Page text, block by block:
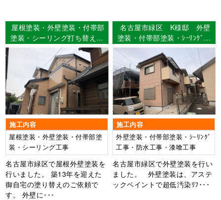
屋根塗装・外壁塗装・付帯部
塗装・シーリング打ち替え名
古屋市緑区 I様邸
施工内容
屋根塗装・外壁塗装・付帯部塗
装・シーリング工事
名古屋市緑区で屋根外壁塗装を
行いました。 築13年を迎えた
御自宅の塗り替えのご依頼で
す。 外壁に･･･
名古屋市緑区 K様邸 外壁
塗装・付帯部塗装・ｼｰﾘﾝｸﾞ工
事・防水工事・漆喰工事
【使用塗料】外壁：超低汚染
ﾘﾌｧｲﾝ弾性1000MS-IR
施工内容
外壁塗装・付帯部塗装・ｼｰﾘﾝｸﾞ
工事・防水工事・漆喰工事
名古屋市緑区で外壁塗装を行い
ました。 外壁塗装は、アステ
ックペイントで超低汚染ﾘﾌ･･･